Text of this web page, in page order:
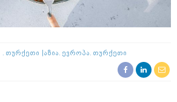
Თურქეთი Აზია Ევროპა Თურქეთი